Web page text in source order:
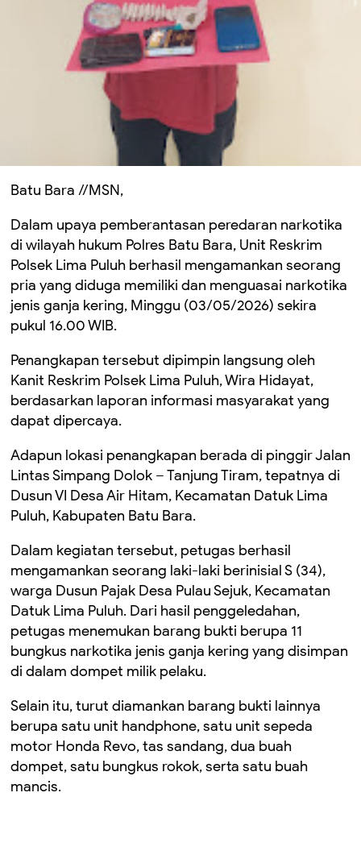
Batu Bara //MSN,
Dalam upaya pemberantasan peredaran narkotika
di wilayah hukum Polres Batu Bara, Unit Reskrim
Polsek Lima Puluh berhasil mengamankan seorang
pria yang diduga memiliki dan menguasai narkotika
jenis ganja kering, Minggu (03/05/2026) sekira
pukul 16.00 WIB.
Penangkapan tersebut dipimpin langsung oleh
Kanit Reskrim Polsek Lima Puluh, Wira Hidayat,
berdasarkan laporan informasi masyarakat yang
dapat dipercaya.
Adapun lokasi penangkapan berada di pinggir Jalan
Lintas Simpang Dolok – Tanjung Tiram, tepatnya di
Dusun VI Desa Air Hitam, Kecamatan Datuk Lima
Puluh, Kabupaten Batu Bara.
Dalam kegiatan tersebut, petugas berhasil
mengamankan seorang laki-laki berinisial S (34),
warga Dusun Pajak Desa Pulau Sejuk, Kecamatan
Datuk Lima Puluh. Dari hasil penggeledahan,
petugas menemukan barang bukti berupa 11
bungkus narkotika jenis ganja kering yang disimpan
di dalam dompet milik pelaku.
Selain itu, turut diamankan barang bukti lainnya
berupa satu unit handphone, satu unit sepeda
motor Honda Revo, tas sandang, dua buah
dompet, satu bungkus rokok, serta satu buah
mancis.